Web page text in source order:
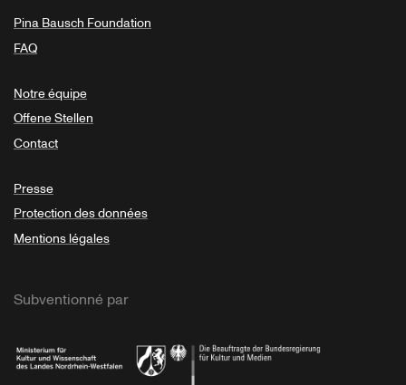
Pina Bausch Foundation
FAQ
Notre équipe
Offene Stellen
Contact
Presse
Protection des données
Mentions légales
Subventionné par